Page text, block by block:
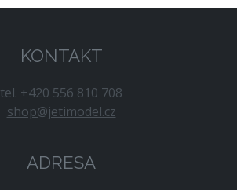
KONTAKT
tel. +420 556 810 708
shop@jetimodel.cz
ADRESA